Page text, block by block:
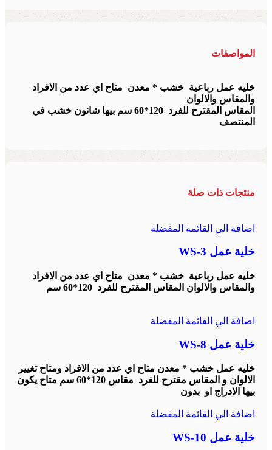
المواصفات
خليه عمل رباعية خشب * معدن متاح اي عدد من الافراد
والمقاس والالوان
المقاس المقترح للفرد 120*60 سم بيها شانون خشب في
المنتصف
منتجات ذات صلة
اضافة الي القائمة المفضلة
خلية عمل WS-3
خليه عمل رباعية خشب * معدن متاح اي عدد من الافراد
والمقاس والالوان المقاس المقترح للفرد 120*60 سم
اضافة الي القائمة المفضلة
خلية عمل WS-8
خليه عمل خشب * معدن متاح اي عدد من الافراد ومتاح تغيير
الالوان و المقاس مقترح للفرد مقاس 120*60 سم متاح يكون
بيها الادراج او بدون
اضافة الي القائمة المفضلة
خلية عمل WS-10